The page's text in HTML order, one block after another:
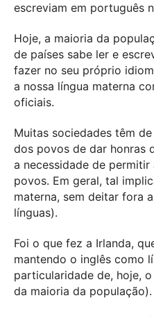
escreviam em português
Hoje, a maioria da
de países sabe ler e
fazer no seu próprio
a nossa língua materna
oficiais.
Muitas sociedades têm
dos povos de dar honras
a necessidade de
povos. Em geral, tal
materna, sem deitar fora
línguas).
Foi o que fez a Irlanda,
mantendo o inglês como
particularidade de, hoje,
da maioria da população).